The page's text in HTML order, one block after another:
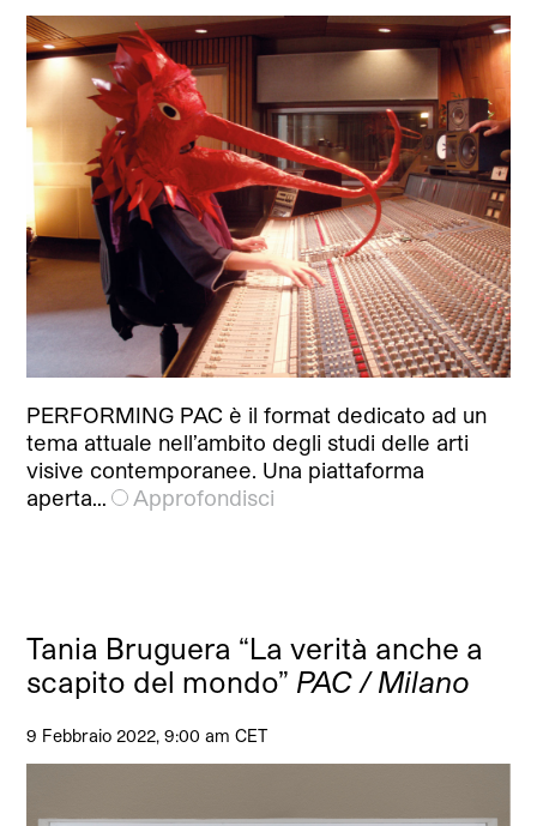
PERFORMING PAC è il format dedicato ad un
tema attuale nell’ambito degli studi delle arti
visive contemporanee. Una piattaforma
aperta…
Approfondisci
Tania Bruguera “La verità anche a
scapito del mondo” PAC / Milano
9 Febbraio 2022, 9:00 am CET